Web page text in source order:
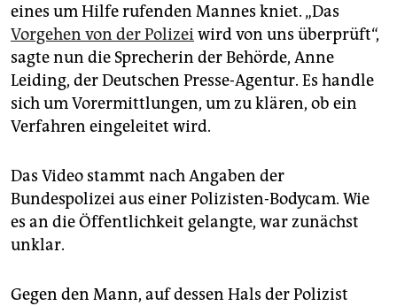
epaper login
eines um Hilfe rufenden Mannes kniet. „Das
Vorgehen von der Polizeiwird von uns überprüft“,
sagte nun die Sprecherin der Behörde, Anne
Leiding, der Deutschen Presse-Agentur. Es handle
sich um Vorermittlungen, um zu klären, ob ein
Verfahren eingeleitet wird.
Das Video stammt nach Angaben der
Bundespolizei aus einer Polizisten-Bodycam. Wie
es an die Öffentlichkeit gelangte, war zunächst
unklar.
Gegen den Mann, auf dessen Hals der Polizist